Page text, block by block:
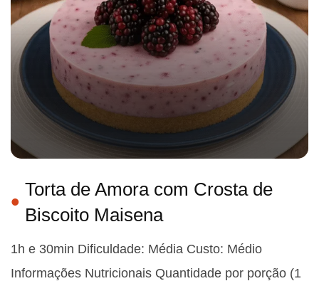
Torta de Amora com Crosta de
Biscoito Maisena
1h e 30min Dificuldade: Média Custo: Médio
Informações Nutricionais Quantidade por porção (1